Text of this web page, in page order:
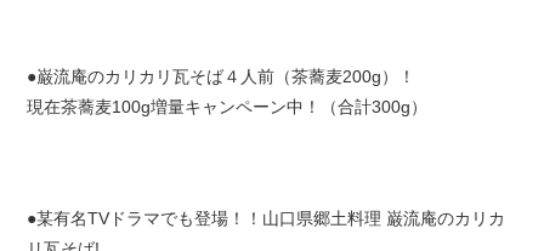
●巌流庵のカリカリ瓦そば４人前（茶蕎麦200g）！
現在茶蕎麦100g増量キャンペーン中！（合計300g）
●某有名TVドラマでも登場！！山口県郷土料理 巌流庵のカリカ